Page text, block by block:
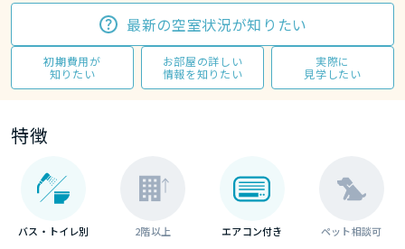
最新の空室状況が知りたい
初期費用が
知りたい
お部屋の詳しい
情報を知りたい
実際に
見学したい
特徴
バス・トイレ別 2階以上 エアコン付き ペット相談可